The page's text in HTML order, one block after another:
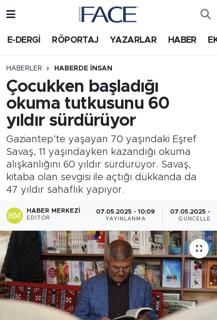
E-DERGİ RÖPORTAJ YAZARLAR HABER
HABERLER HABERDE INSAN
Çocukken başladığı
okuma tutkusunu 60
yıldır sürdürüyor
Gaziantep’te yaşayan 70 yaşındaki Eşref
Savaş, 11 yaşındayken kazandığı okuma
alışkanlığını 60 yıldır sürdürüyor. Savaş,
kitaba olan sevgisi ile açtığı dükkanda da
47 yıldır sahaflık yapıyor.
HABER MERKEZI
EDITÖR
07.05.2025 - 10:09
YAYINLANMA
07.05.2025 -
HABER
Nöbetçi Eczaneler
Trafik Durumu
Süper Lig Puan Durumu ve Fikstür
Tüm Manşetler
Son Dakika Haberleri
Haber Arşivi